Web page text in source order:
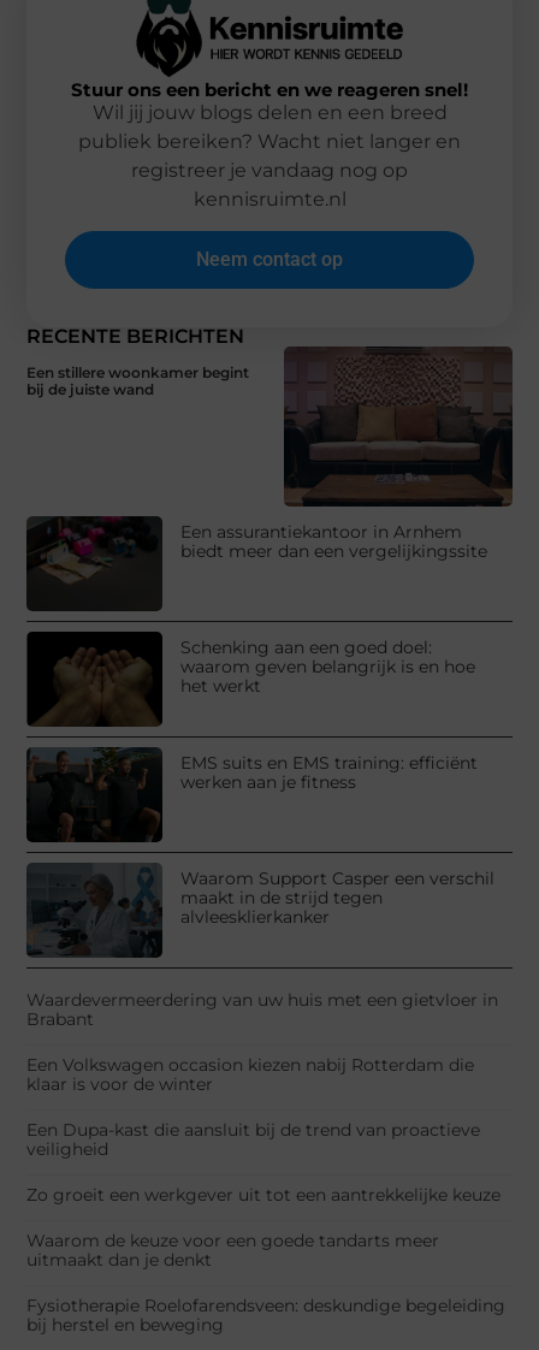
RECENTE BERICHTEN
Een stillere woonkamer begint
bij de juiste wand
Een assurantiekantoor in Arnhem
biedt meer dan een vergelijkingssite
Schenking aan een goed doel:
waarom geven belangrijk is en hoe
het werkt
EMS suits en EMS training: efficiënt
werken aan je fitness
Waarom Support Casper een verschil
maakt in de strijd tegen
alvleesklierkanker
Waardevermeerdering van uw huis met een gietvloer in
Brabant
Een Volkswagen occasion kiezen nabij Rotterdam die
klaar is voor de winter
Een Dupa-kast die aansluit bij de trend van proactieve
veiligheid
Zo groeit een werkgever uit tot een aantrekkelijke keuze
Waarom de keuze voor een goede tandarts meer
uitmaakt dan je denkt
Fysiotherapie Roelofarendsveen: deskundige begeleiding
bij herstel en beweging
Stuur ons een bericht en we reageren snel!
Wil jij jouw blogs delen en een breed
publiek bereiken? Wacht niet langer en
registreer je vandaag nog op
kennisruimte.nl
Neem contact op